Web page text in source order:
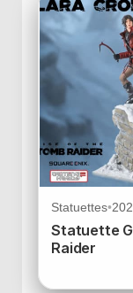
Statuettes•
Statuette
Raider